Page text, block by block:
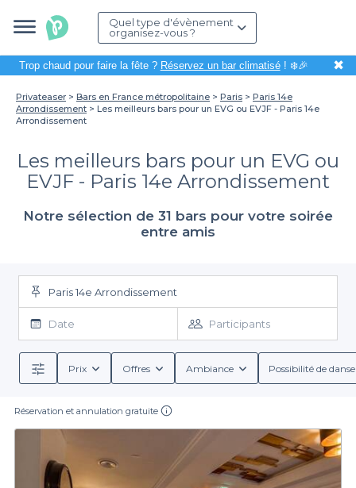
Quel type d'évènement
organisez-vous ?
Trop chaud pour faire la fête ? Réservez un bar climatisé! ❄️🎉 ✖
Privateaser Bars en France métropolitaine Paris
Paris 14e
Arrondissement
Les meilleurs bars pour un EVG ou EVJF - Paris 14e
Arrondissement
Les meilleurs bars pour un EVG ou
EVJF - Paris 14e Arrondissement
Notre sélection de 31 bars pour votre soirée
entre amis
Paris 14e Arrondissement
Date Participants
Prix Offres Ambiance Possibilité de
Réservation et annulation gratuite